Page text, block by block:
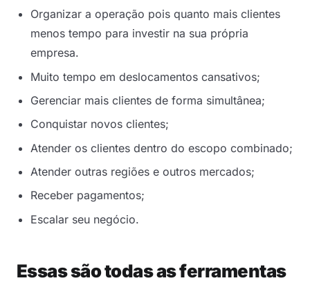
Organizar a operação pois quanto mais clientes
menos tempo para investir na sua própria
empresa.
Muito tempo em deslocamentos cansativos;
Gerenciar mais clientes de forma simultânea;
Conquistar novos clientes;
Atender os clientes dentro do escopo combinado;
Atender outras regiões e outros mercados;
Receber pagamentos;
Escalar seu negócio.
Essas são todas as ferramentas